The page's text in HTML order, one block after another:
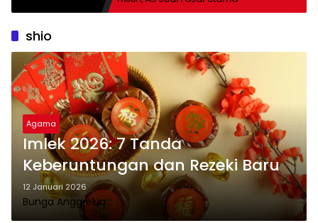
shio
Agama
Imlek 2026: 7 Tanda
Keberuntungan dan Rezeki Baru
12 Januari 2026
Bunga Anggrekia